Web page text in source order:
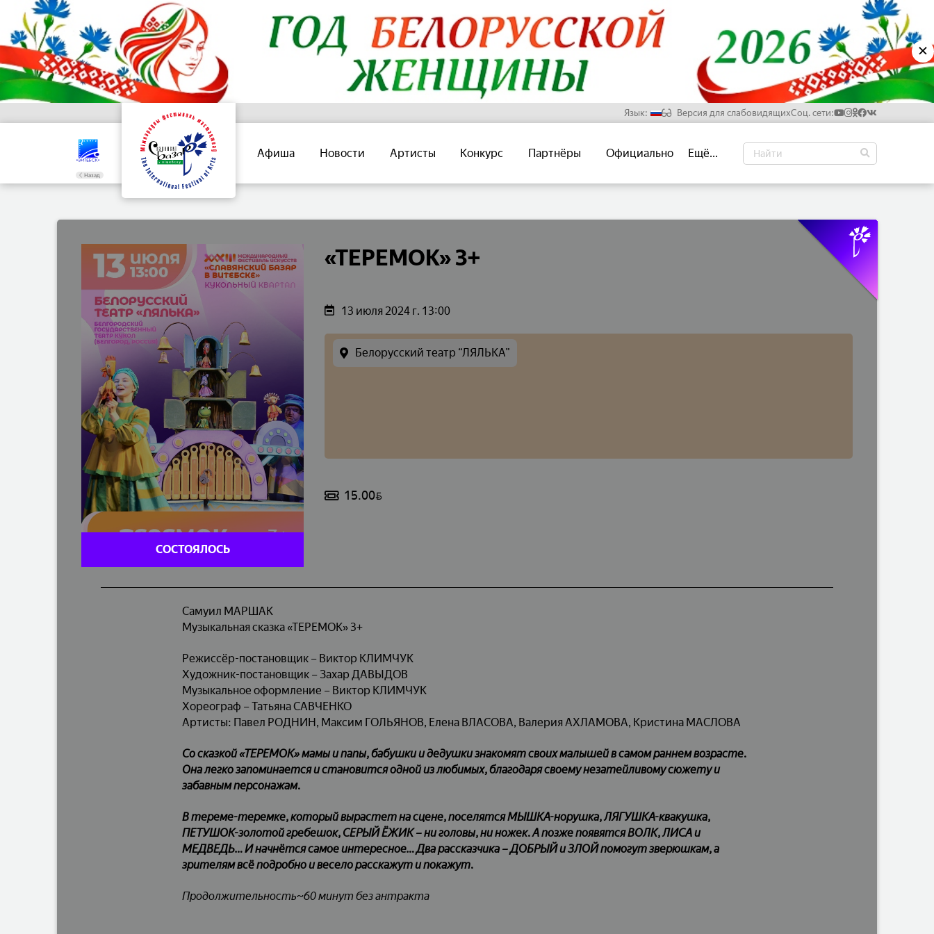
✕
Язык: Версия для слабовидящихСоц. сети:
Назад
Афиша Новости Артисты Конкурс Партнёры Официально Ещё...
СОСТОЯЛОСЬ
«ТЕРЕМОК» 3+
13 июля 2024 г. 13:00
Белорусский театр “ЛЯЛЬКА”
15.00BYN
Самуил МАРШАК
Музыкальная сказка «ТЕРЕМОК» 3+
Режиссёр-постановщик – Виктор КЛИМЧУК
Художник-постановщик – Захар ДАВЫДОВ
Музыкальное оформление – Виктор КЛИМЧУК
Хореограф – Татьяна САВЧЕНКО
Артисты: Павел РОДНИН, Максим ГОЛЬЯНОВ, Елена ВЛАСОВА, Валерия АХЛАМОВА, Кристина МАСЛОВА
Со сказкой «ТЕРЕМОК» мамы и папы, бабушки и дедушки знакомят своих малышей в самом раннем возрасте.
Она легко запоминается и становится одной из любимых, благодаря своему незатейливому сюжету и
забавным персонажам.
В тереме-теремке, который вырастет на сцене, поселятся МЫШКА-норушка, ЛЯГУШКА-квакушка,
ПЕТУШОК-золотой гребешок, СЕРЫЙ ЁЖИК – ни головы, ни ножек. А позже появятся ВОЛК, ЛИСА и
МЕДВЕДЬ… И начнётся самое интересное… Два рассказчика – ДОБРЫЙ и ЗЛОЙ помогут зверюшкам, а
зрителям всё подробно и весело расскажут и покажут.
Продолжительность~60 минут без антракта